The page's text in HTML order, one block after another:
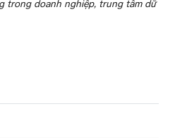
trong doanh nghiệp, trung tâm dữ